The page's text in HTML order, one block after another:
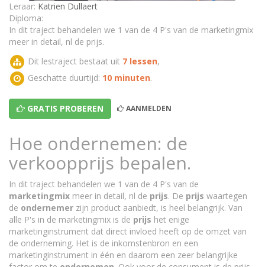
Leraar: Katrien Dullaert
Diploma:
In dit traject behandelen we 1 van de 4 P's van de marketingmix
meer in detail, nl de prijs.
Dit lestraject bestaat uit 7 lessen,
Geschatte duurtijd: 10 minuten.
GRATIS PROBEREN AANMELDEN
Hoe ondernemen: de
verkoopprijs bepalen.
In dit traject behandelen we 1 van de 4 P's van de
marketingmix meer in detail, nl de prijs. De prijs waartegen
de ondernemer zijn product aanbiedt, is heel belangrijk. Van
alle P's in de marketingmix is de prijs het enige
marketinginstrument dat direct invloed heeft op de omzet van
de onderneming. Het is de inkomstenbron en een
marketinginstrument in één en daarom een zeer belangrijke